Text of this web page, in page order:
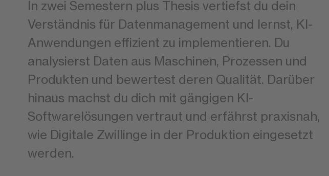
In zwei Semestern plus Thesis vertiefst du dein
Verständnis für Datenmanagement und lernst, KI-
Anwendungen effizient zu implementieren. Du
analysierst Daten aus Maschinen, Prozessen und
Produkten und bewertest deren Qualität. Darüber
hinaus machst du dich mit gängigen KI-
Softwarelösungen vertraut und erfährst praxisnah,
wie Digitale Zwillinge in der Produktion eingesetzt
werden.